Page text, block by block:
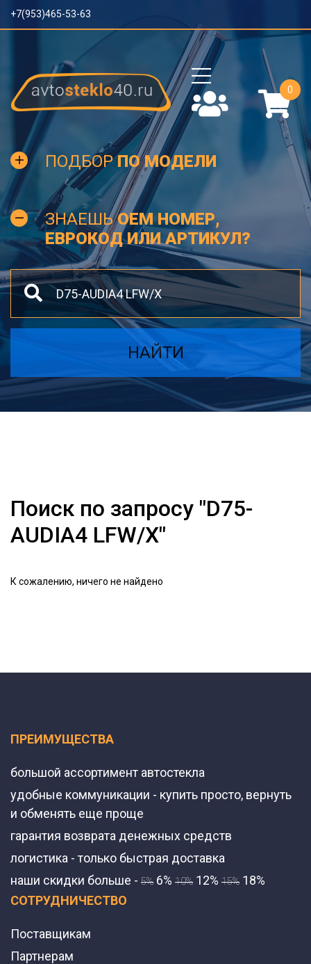
+7(953)465-53-63
0
ПОДБОРПО МОДЕЛИ
ЗНАЕШЬOEM НОМЕР,
ЕВРОКОД ИЛИ АРТИКУЛ?
НАЙТИ
Поиск по запросу "D75-
AUDIA4 LFW/X"
К сожалению, ничего не найдено
ПРЕИМУЩЕСТВА
большой ассортимент автостекла
удобные коммуникации - купить просто, вернуть
и обменять еще проще
гарантия возврата денежных средств
логистика - только быстрая доставка
наши скидки больше - 5% 6% 10% 12% 15% 18%
СОТРУДНИЧЕСТВО
Поставщикам
Партнерам